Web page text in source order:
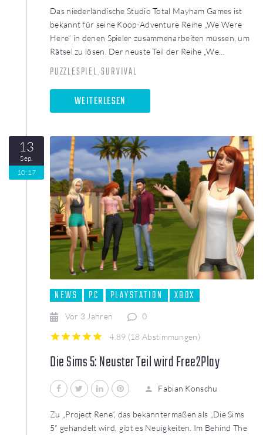
Das niederländische Studio Total Mayham Games ist
bekannt für seine Koop-Adventure Reihe „We Were
Here“ in denen Spieler zusammenarbeiten müssen, um
Rätsel zu lösen. Der neuste Teil der Reihe „We…
PUZZLESPIEL ,SURVIVAL
WEITERLESEN
13
Sep.
10:17
NEWS PC PLAYSTATION XBOX
Vor 3 Jahren 0
4.89 (18 Abstimmungen)
Die Sims 5: Neuster Teil wird Free2Play
FacebookTwitterLinkedIn
Fabian Konschu
Zu „Project Rene“, das bekanntermaßen als „Die Sims
5“ gehandelt wird, gibt es Neuigkeiten. Im Behind The